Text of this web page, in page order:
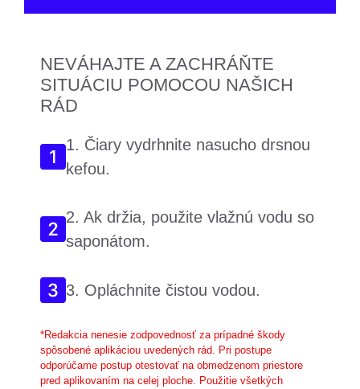
NEVÁHAJTE A ZACHRÁŇTE
SITUÁCIU POMOCOU NAŠICH
RÁD
1. Čiary vydrhnite nasucho drsnou
kefou.
2. Ak držia, použite vlažnú vodu so
saponátom.
3. Opláchnite čistou vodou.
*Redakcia nenesie zodpovednosť za prípadné škody
spôsobené aplikáciou uvedených rád. Pri postupe
odporúčame postup otestovať na obmedzenom priestore
pred aplikovaním na celej ploche. Použitie všetkých